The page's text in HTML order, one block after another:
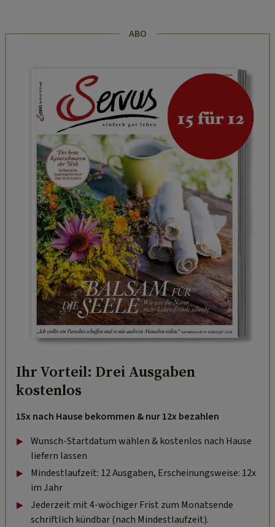
ABO
Ihr Vorteil: Drei Ausgaben
kostenlos
15x nach Hause bekommen & nur 12x bezahlen
Wunsch-Startdatum wählen & kostenlos nach Hause
liefern lassen
Mindestlaufzeit: 12 Ausgaben, Erscheinungsweise: 12x
im Jahr
Jederzeit mit 4-wöchiger Frist zum Monatsende
schriftlich kündbar (nach Mindestlaufzeit).